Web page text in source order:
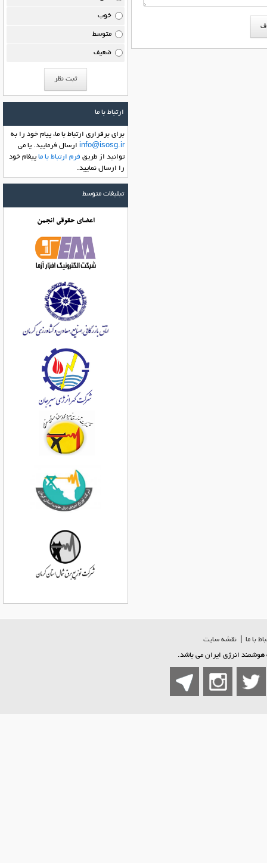
خوب
متوسط
ضعیف
ارتباط با ما
براي برقراري ارتباط با ما، پیام خود را به
info@isosg.ir ارسال فرماييد. یا می
توانید از طریق فرم ارتباط با ما پیغام خود
را ارسال نمایید.
تبلیغات متوسط
اعضای حقوقی انجمن
با ما
نقشه سایت
انرژی ایران می باشد.